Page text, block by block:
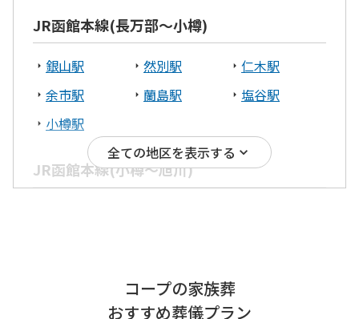
八雲町
宗谷エリア
稚内市
根室エリア
JR函館本線(長万部～小樽)
銀山駅 然別駅
仁木駅
余市駅
蘭島駅
塩谷駅
小樽駅
JR函館本線(小樽～旭川)
発寒駅
全ての地区を表示する
コープの家族葬
おすすめ葬儀プラン